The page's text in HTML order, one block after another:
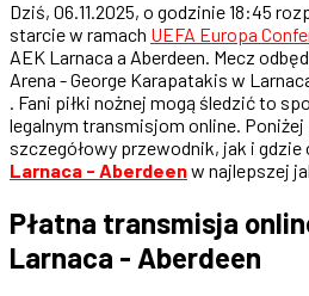
Dziś, 06.11.2025, o godzinie 18:45
starcie w ramach UEFA Europa
AEK Larnaca a Aberdeen. Mecz
Arena - George Karapatakis w
. Fani piłki nożnej mogą śledzić to
legalnym transmisjom online.
szczegółowy przewodnik, jak i gdzie
Larnaca - Aberdeenw najlepszej
Płatna transmisja
Larnaca - Aberdeen